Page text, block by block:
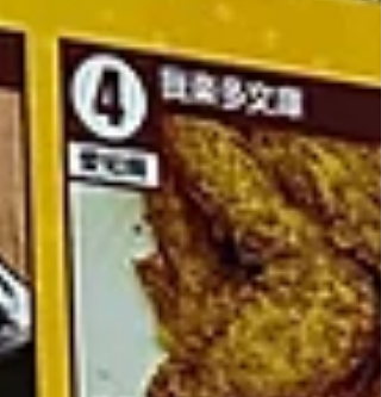
ニコニコされていました(#^.^#)
後日、その写真を施設内に掲示
たところ、、、 他の曜日のお客様（特に女
性のお客様）から、 「また違う曜
に来て欲しい」 「
も会いたかったなぁ」などとのお声があり
した。 また機会がありましたら来ていただ
けると嬉しいですね☘ そんな刺激をもらい
つつ、 本日も皆様頑張っていらっしゃいま
す！